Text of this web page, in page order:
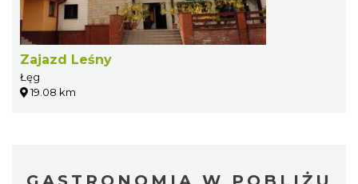
Zajazd Leśny
Łęg
19.08 km